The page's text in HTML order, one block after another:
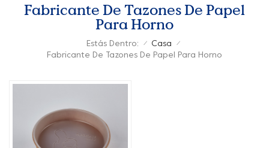
Fabricante De Tazones De Papel
Para Horno
Estás Dentro: / Casa /
Fabricante De Tazones De Papel Para Horno